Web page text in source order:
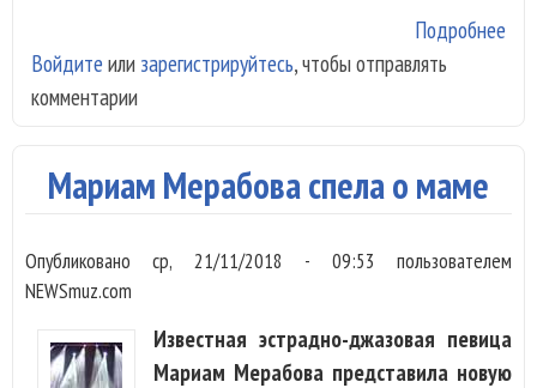
Подробнее
Войдите или зарегистрируйтесь, чтобы отправлять
комментарии
Мариам Мерабова спела о маме
Опубликованоср, 21/11/2018 - 09:53 пользователем
NEWSmuz.com
Известная эстрадно-джазовая певица
Мариам Мерабова представила новую